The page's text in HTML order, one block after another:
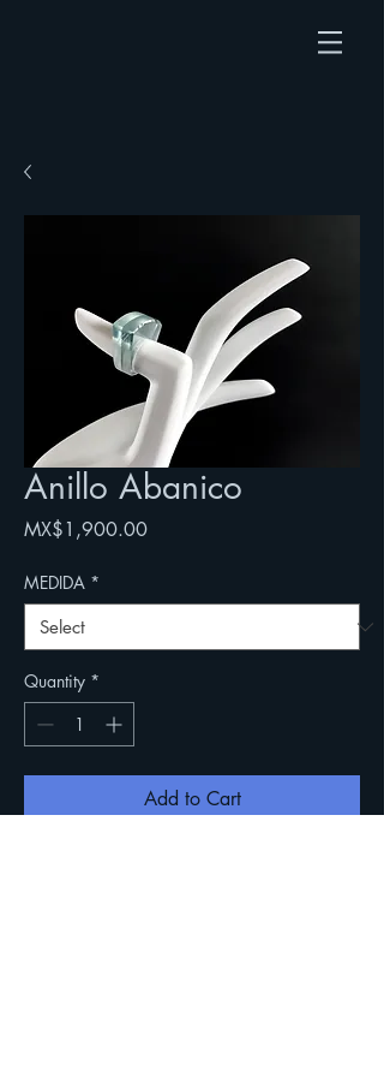
Anillo Abanico
MX$1,900.00Price
MEDIDA *
Quantity *
Add to Cart